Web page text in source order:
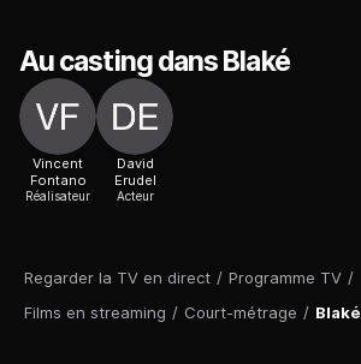
Regarder la TV en direct / Programme TV /
Films en streaming / Court-métrage / Blaké
Au casting dans Blaké
Vincent
Fontano
Réalisateur
David
Erudel
Acteur